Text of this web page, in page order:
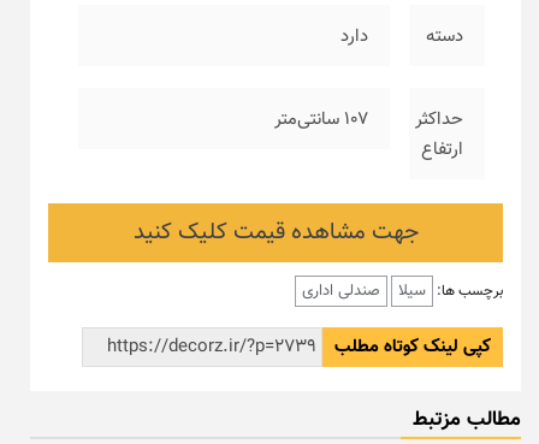
دسته دارد
حداکثر
ارتفاع
۱۰۷ سانتی‌متر
جهت مشاهده قیمت کلیک کنید
برچسب ها: سیلا صندلی اداری
کپی لینک کوتاه مطلب
مطالب مزتبط